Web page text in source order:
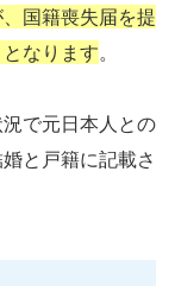
国籍喪失届を提
なります。
で元日本人との
と戸籍に記載さ